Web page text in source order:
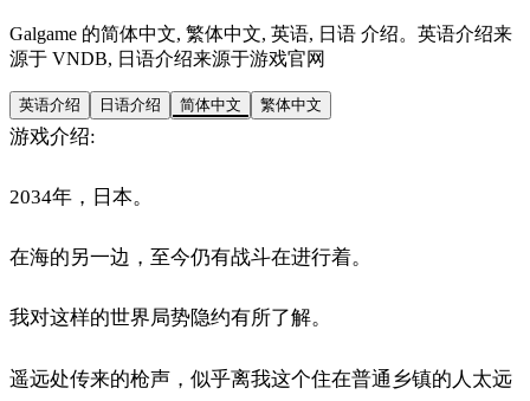
Galgame 的简体中文, 繁体中文, 英语, 日语 介绍。英语介绍来
源于 VNDB, 日语介绍来源于游戏官网
英语介绍 日语介绍 简体中文 繁体中文
游戏介绍:
2034年，日本。
在海的另一边，至今仍有战斗在进行着。
我对这样的世界局势隐约有所了解。
遥远处传来的枪声，似乎离我这个住在普通乡镇的人太远